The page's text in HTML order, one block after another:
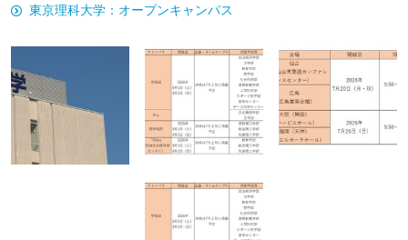
東京理科大学：オープンキャンパス